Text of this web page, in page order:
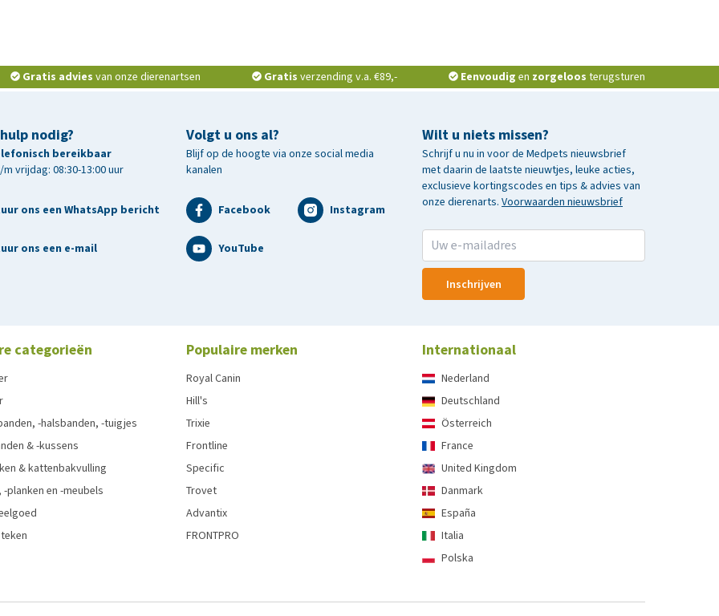
Gratis advies van onze dierenartsen Gratis verzending v.a. €89,- Eenvoudig en zorgeloos terugsturen
nodig?
bereikbaar
vrijdag: 08:30-13:00 uur
ons een WhatsApp bericht
ons een e-mail
Wilt u niets missen?
Schrijf u nu in voor de Medpets nieuwsbrief
met daarin de laatste nieuwtjes, leuke acties,
exclusieve kortingscodes en tips & advies van
onze dierenarts. Voorwaarden nieuwsbrief
Inschrijven
Volgt u ons al?
Blijf op de hoogte via onze social media
kanalen
Facebook Instagram
YouTube
categorieën
-halsbanden, -tuigjes
& -kussens
& kattenbakvulling
planken en -meubels
Populaire merken
Royal Canin
Hill's
Trixie
Frontline
Specific
Trovet
Advantix
FRONTPRO
Internationaal
Nederland
Deutschland
Österreich
France
United Kingdom
Danmark
España
Italia
Polska